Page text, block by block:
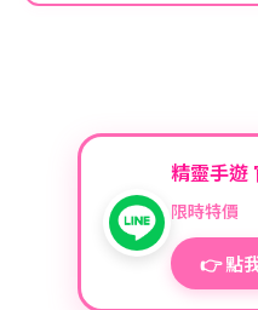
精靈手遊
限時特價
👉 點